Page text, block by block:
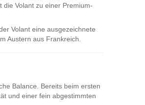
Volant zu einer Premium-
Volant eine ausgezeichnete
Austern aus Frankreich.
Balance. Bereits beim ersten
und einer fein abgestimmten